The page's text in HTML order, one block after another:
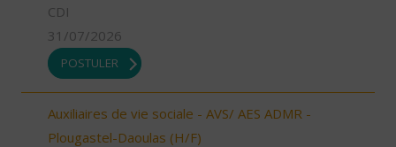
CDI
31/07/2026
POSTULER
Auxiliaires de vie sociale - AVS/ AES ADMR -
Plougastel-Daoulas (H/F)